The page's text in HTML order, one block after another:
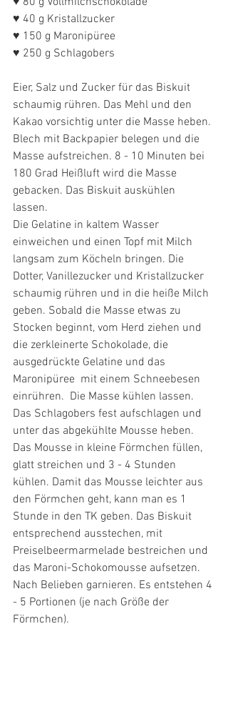
♥ 40 g Kristallzucker
♥ 150 g Maronipüree
♥ 250 g Schlagobers
Eier, Salz und Zucker für das Biskuit
schaumig rühren. Das Mehl und den
Kakao vorsichtig unter die Masse heben.
Blech mit Backpapier belegen und die
Masse aufstreichen. 8 - 10 Minuten bei
180 Grad Heißluft wird die Masse
gebacken. Das Biskuit auskühlen
lassen.
Die Gelatine in kaltem Wasser
einweichen und einen Topf mit Milch
langsam zum Köcheln bringen. Die
Dotter, Vanillezucker und Kristallzucker
schaumig rühren und in die heiße Milch
geben. Sobald die Masse etwas zu
Stocken beginnt, vom Herd ziehen und
die zerkleinerte Schokolade, die
ausgedrückte Gelatine und das
Maronipüree  mit einem Schneebesen
einrühren.  Die Masse kühlen lassen.
Das Schlagobers fest aufschlagen und
unter das abgekühlte Mousse heben.
Das Mousse in kleine Förmchen füllen,
glatt streichen und 3 - 4 Stunden
kühlen. Damit das Mousse leichter aus
den Förmchen geht, kann man es 1
Stunde in den TK geben. Das Biskuit
entsprechend ausstechen, mit
Preiselbeermarmelade bestreichen und
das Maroni-Schokomousse aufsetzen.
Nach Belieben garnieren. Es entstehen 4
- 5 Portionen (je nach Größe der
Förmchen).